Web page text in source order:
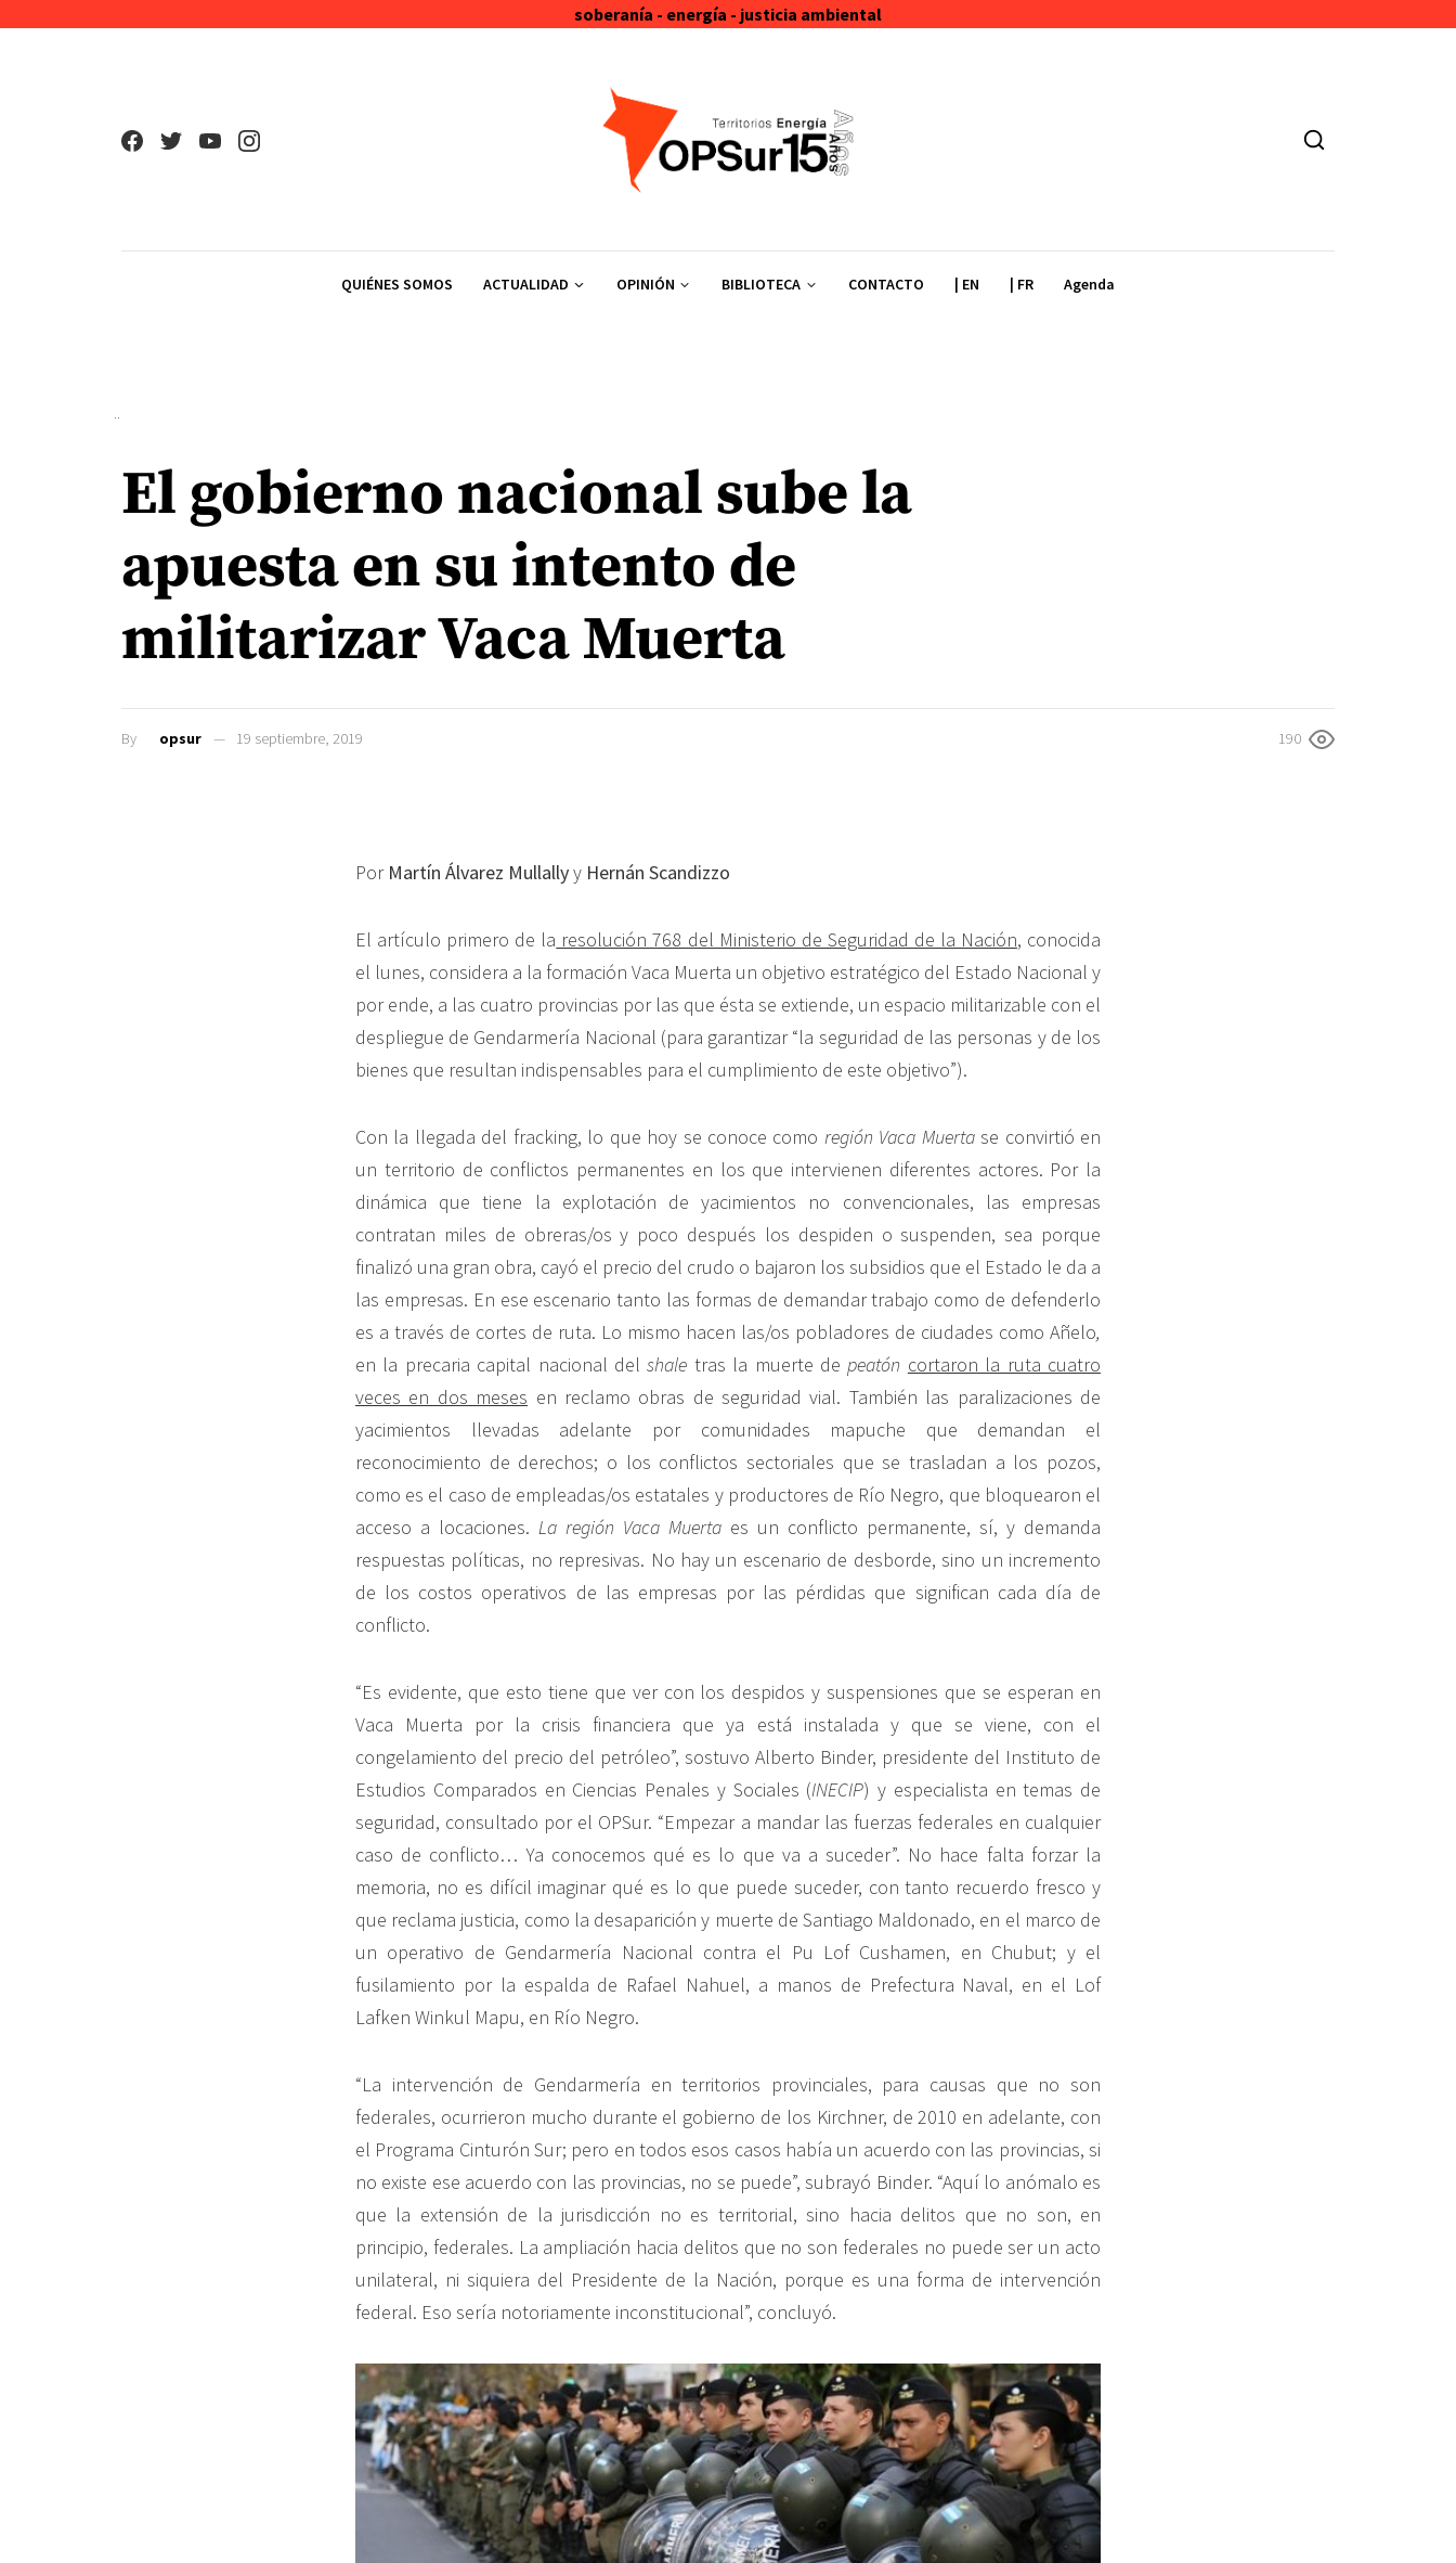
soberanía - energía - justicia ambiental
QUIÉNES SOMOS ACTUALIDAD OPINIÓN BIBLIOTECA CONTACTO | EN | FR Agenda
El gobierno nacional sube la
apuesta en su intento de
militarizar Vaca Muerta
By opsur 19 septiembre, 2019 190
Por Martín Álvarez Mullallyy Hernán Scandizzo
El artículo primero de la resolución 768 del Ministerio de Seguridad de la Nación, conocida
el lunes, considera a la formación Vaca Muerta un objetivo estratégico del Estado Nacional y
por ende, a las cuatro provincias por las que ésta se extiende, un espacio militarizable con el
despliegue de Gendarmería Nacional (para garantizar “la seguridad de las personas y de los
bienes que resultan indispensables para el cumplimiento de este objetivo”).
Con la llegada del fracking, lo que hoy se conoce como región Vaca Muertase convirtió en
un territorio de conflictos permanentes en los que intervienen diferentes actores. Por la
dinámica que tiene la explotación de yacimientos no convencionales, las empresas
contratan miles de obreras/os y poco después los despiden o suspenden, sea porque
finalizó una gran obra, cayó el precio del crudo o bajaron los subsidios que el Estado le da a
las empresas. En ese escenario tanto las formas de demandar trabajo como de defenderlo
es a través de cortes de ruta. Lo mismo hacen las/os pobladores de ciudades como Añelo,
en la precaria capital nacional delshale tras la muerte depeatón cortaron la ruta cuatro
veces en dos meses en reclamo obras de seguridad vial. También las paralizaciones de
yacimientos llevadas adelante por comunidades mapuche que demandan el
reconocimiento de derechos; o los conflictos sectoriales que se trasladan a los pozos,
como es el caso de empleadas/os estatales y productores de Río Negro, que bloquearon el
acceso a locaciones. La región Vaca Muerta es un conflicto permanente, sí, y demanda
respuestas políticas, no represivas. No hay un escenario de desborde, sino un incremento
de los costos operativos de las empresas por las pérdidas que significan cada día de
conflicto.
“Es evidente, que esto tiene que ver con los despidos y suspensiones que se esperan en
Vaca Muerta por la crisis financiera que ya está instalada y que se viene, con el
congelamiento del precio del petróleo”, sostuvo Alberto Binder, presidente del Instituto de
Estudios Comparados en Ciencias Penales y Sociales (INECIP) y especialista en temas de
seguridad, consultado por el OPSur. “Empezar a mandar las fuerzas federales en cualquier
caso de conflicto… Ya conocemos qué es lo que va a suceder”. No hace falta forzar la
memoria, no es difícil imaginar qué es lo que puede suceder, con tanto recuerdo fresco y
que reclama justicia, como la desaparición y muerte de Santiago Maldonado, en el marco de
un operativo de Gendarmería Nacional contra el Pu Lof Cushamen, en Chubut; y el
fusilamiento por la espalda de Rafael Nahuel, a manos de Prefectura Naval, en el Lof
Lafken Winkul Mapu, en Río Negro.
“La intervención de Gendarmería en territorios provinciales, para causas que no son
federales, ocurrieron mucho durante el gobierno de los Kirchner, de 2010 en adelante, con
el Programa Cinturón Sur; pero en todos esos casos había un acuerdo con las provincias, si
no existe ese acuerdo con las provincias, no se puede”, subrayó Binder. “Aquí lo anómalo es
que la extensión de la jurisdicción no es territorial, sino hacia delitos que no son, en
principio, federales. La ampliación hacia delitos que no son federales no puede ser un acto
unilateral, ni siquiera del Presidente de la Nación, porque es una forma de intervención
federal. Eso sería notoriamente inconstitucional”, concluyó.